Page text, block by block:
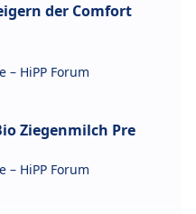
der Comfort
– HiPP Forum
Ziegenmilch Pre
– HiPP Forum